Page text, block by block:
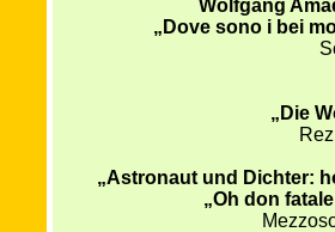
Wolfgang
„Dove sono i bei
„Die
„Astronaut und Dichter:
„Oh don